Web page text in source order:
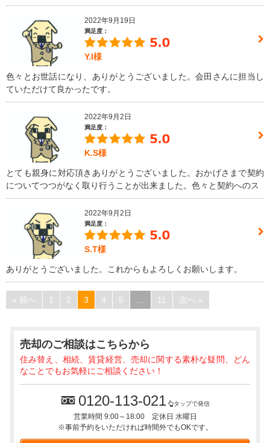
2022年9月19日
満足度：
Y.I様
色々とお世話になり、ありがとうございました。会田さんに担当し
ていただけて良かったです。
2022年9月2日
満足度：
K.S様
とても親身に対応頂きありがとうございました。おかげさまで契約
についてつつがなく取り行うことが出来ました。色々と契約へのス
2022年9月2日
満足度：
S.T様
ありがとうございました。これからもよろしくお願いします。
« 前へ 1 2 3 4 5 … 11 次へ »
売却のご相談はこちらから
住み替え、相続、賃貸経営、売却に関する素朴な疑問、どん
なことでもお気軽にご相談ください！
0120-113-021 タップで発信
営業時間 9:00～18:00 定休日 水曜日
※事前予約をいただければ時間外でもOKです。